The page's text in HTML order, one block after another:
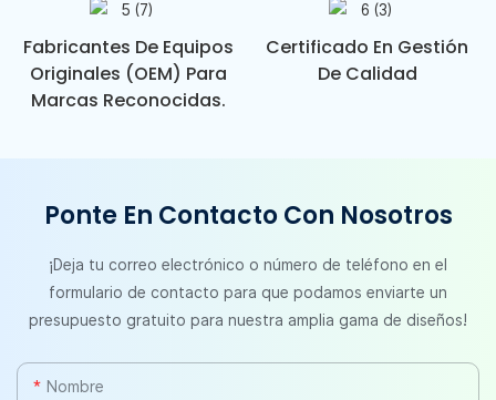
Fabricantes De Equipos
Originales (OEM) Para
Marcas Reconocidas.
Certificado En Gestión
De Calidad
Ponte En Contacto Con Nosotros
¡Deja tu correo electrónico o número de teléfono en el
formulario de contacto para que podamos enviarte un
presupuesto gratuito para nuestra amplia gama de diseños!
Nombre